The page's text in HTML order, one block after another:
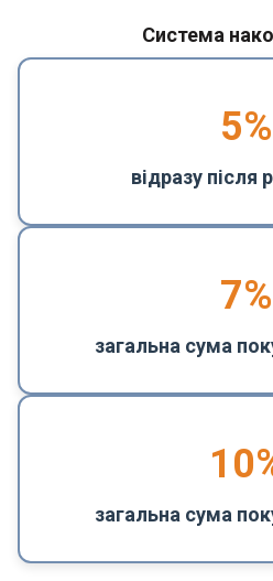
Система
5%
відразу після
7%
загальна сума
загальна сума